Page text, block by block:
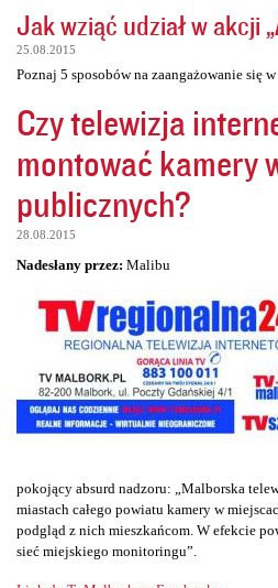
Jak wziąć udział w akcji
25.08.2015
Poznaj 5 sposobów na zaangażowanie się
Czy telewizja
montować kamery
publicznych?
28.08.2015
Nadesłany przez: Malibu
pokojący absurd nadzoru: „Malborska
miastach całego powiatu kamery w
podgląd z nich mieszkańcom. W efekcie
sieć miejskiego monitoringu”.